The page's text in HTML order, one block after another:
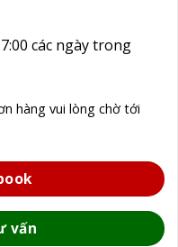
các ngày trong
hàng vui lòng chờ tới
vấn